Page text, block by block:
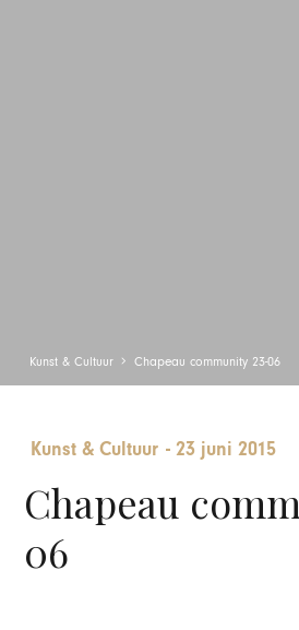
Kunst & Cultuur Chapeau community 23-06
Kunst & Cultuur -23 juni 2015
Chapeau
06